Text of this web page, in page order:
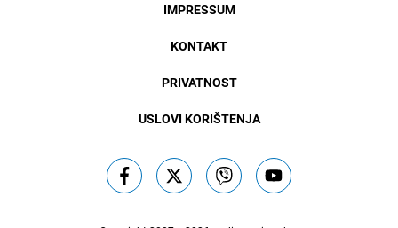
IMPRESSUM
KONTAKT
PRIVATNOST
USLOVI KORIŠTENJA